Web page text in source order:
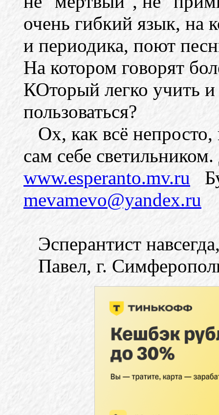
очень гибкий язык, на
и периодика, поют
На котором говорят
КОторый легко учить
пользоваться?
Ох, как всё
сам себе
www.esperanto.mv.ru
mevamevo@yandex.ru
Эсперантист
Павел, г.